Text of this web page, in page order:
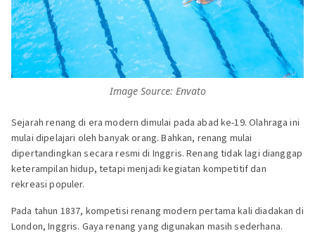
Image Source: Envato
Sejarah renang di era modern dimulai pada abad ke-19. Olahraga ini
mulai dipelajari oleh banyak orang. Bahkan, renang mulai
dipertandingkan secara resmi di Inggris. Renang tidak lagi dianggap
keterampilan hidup, tetapi menjadi kegiatan kompetitif dan
rekreasi populer.
Pada tahun 1837, kompetisi renang modern pertama kali diadakan di
London, Inggris. Gaya renang yang digunakan masih sederhana.